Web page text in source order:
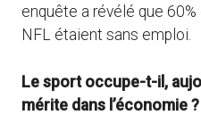
enquête a révélé que
NFL étaient sans emploi.
Le sport occupe-t-il,
mérite dans l’économie ?